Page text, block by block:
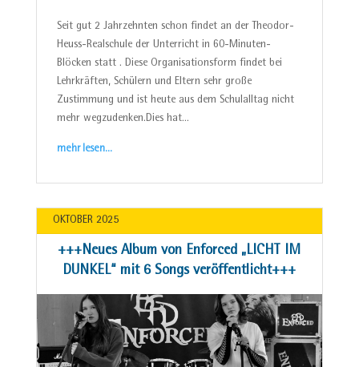
Seit gut 2 Jahrzehnten schon findet an der Theodor-
Heuss-Realschule der Unterricht in 60-Minuten-
Blöcken statt . Diese Organisationsform findet bei
Lehrkräften, Schülern und Eltern sehr große
Zustimmung und ist heute aus dem Schulalltag nicht
mehr wegzudenken.Dies hat…
mehr lesen…
+++Neues Album von Enforced „LICHT IM
DUNKEL“ mit 6 Songs veröffentlicht+++
OKTOBER 2025